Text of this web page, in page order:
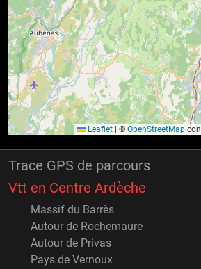
Leaflet © OpenStreetMap
Trace GPS de parcours
Vtt en Centre Ardèche
Massif du Barrès
Autour de Rochemaure
Autour de Privas
Pays de Vernoux